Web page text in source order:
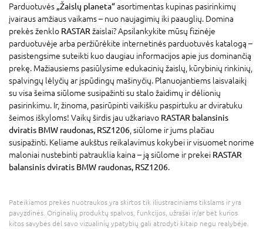
Parduotuvės „Žaislų planeta“asortimentas kupinas pasirinkimų
įvairaus amžiaus vaikams – nuo naujagimių iki paauglių. Domina
prekės ženklo RASTARžaislai? Apsilankykite mūsų fizinėje
parduotuvėje arba peržiūrėkite internetinės parduotuvės katalogą –
pasistengsime suteikti kuo daugiau informacijos apie jus dominančią
prekę. Mažiausiems pasiūlysime edukacinių žaislų, kūrybinių rinkinių,
spalvingų lėlyčių ar įspūdingų mašinyčių. Planuojantiems laisvalaikį
su visa šeima siūlome susipažinti su stalo žaidimų ir dėlionių
pasirinkimu. Ir, žinoma, pasirūpinti vaikišku paspirtuku ar dviratuku
šeimos iškyloms! Vaikų širdis jau užkariavo RASTAR balansinis
dviratis BMW raudonas, RSZ1206, siūlome ir jums plačiau
susipažinti. Keliame aukštus reikalavimus kokybei ir visuomet norime
maloniai nustebinti patrauklia kaina – ją siūlome ir prekei RASTAR
balansinis dviratis BMW raudonas, RSZ1206.
Pateikiamos prekės nuotraukos yra skirtos tik iliustraciniams tikslams ir yra
pavyzdinės. Originalių produktų spalvos, funkcijos, užrašai ir/ar bet kurios
kitos savybės dėl savo vizualinių ypatybių gali atrodyti kitaip negu realybėje.